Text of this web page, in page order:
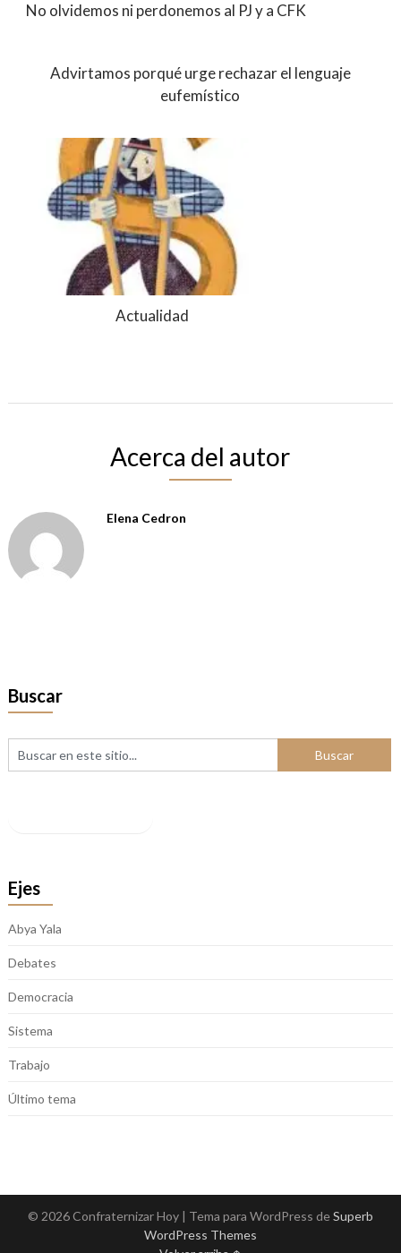
No olvidemos ni perdonemos al PJ y a CFK
Advirtamos porqué urge rechazar el lenguaje
eufemístico
Actualidad
Acerca del autor
Elena Cedron
Buscar
Ejes
Abya Yala
Debates
Democracia
Sistema
Trabajo
Último tema
© 2026 Confraternizar Hoy | Tema para WordPress deSuperb
WordPress Themes